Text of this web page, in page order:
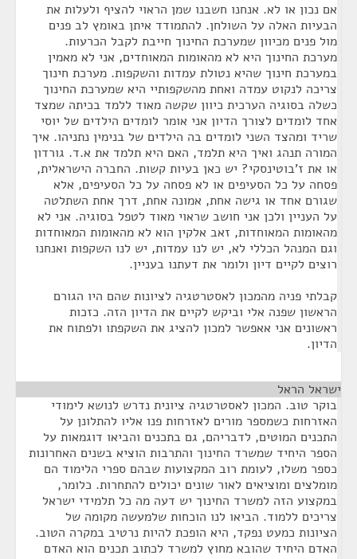
אם נכון או לא. אנחנו חשבנו שמן הראוי להציף ולעלות את
הבעיות האלה על השולחן. להתמודד איתן באומץ לב פנים
מול פנים מכיוון שמערכת החינוך חייבת לקבל הכרעות.
מערכת החינוך היא לא מהאומות המאוחדים, אני לא מאמין
במערכת חינוך שהיא נטולת עמדות והשקפות. מערכת חינוך
צריכה לנקוט עמדה ואחת מהשקפותיי היא שמערכת החינוך
כשלה בסוגיה הערכית כיוון שקשה מאוד ללמד בכיתה שמצד
אחד לומדים לצורך הדיון אני אומר לומדים הילדים של יוסי
שריד ומהצד השני לומדים בה הילדים של בנימין נתניהו. איך
המורה תנהג ואיך היא תלמד, האם היא תלמד את א.ד. גורדון
או את ז'בוטינסקי? יש כאן בעיות קשות. החברה הישראלית,
פסחה על כל הסעיפים או לא פסחה על כל הסעיפים, אלא
שגורם אחד או גישה אחת, אמונה אחת, דרך אחת השתלטה
על העניין ולכן אני חושב שראוי מאוד לטפל בסוגיה. אני לא
מהאומות המאוחדות, זאב אלקין הוא לא מהאומות המאוחדות
וגם המנהל הכללי לא, יש לנו עמדות, יש לנו השקפות ואנחנו
רוצים לקיים דיון ולומר את דעתנו בעניין.
קבלתי פניה מהמכון לאסטרטגיה לציונות שהם היו הגורם
הראשון שפנה אלי וביקש לקיים את הדיון הזה. כזכות
ראשונים אני אאפשר למכון להציג את השקפתו ולפתוח את
הדיון.
ישראל הראל
בוקר טוב. המכון לאסטרטגיה ציונית נדרש לנושא לימודי
האזרחות כשמספר מורים לאזרחות פנו אליו להתלונן על
התכנים המוטים, לדבריהם, גם בתכנים והביאו דוגמאות על
הספר היחיד שמשרד החינוך והתרבות הוציא בשנים האחרונות
כספר משלו, לעומת רוב המקצועות שבהם ספרי הלימוד הם
מומלצים ומוציאים לאור שונים יכולים להתחרות. כלומר,
במקצוע הזה למשרד החינוך יש דעה מה כל תלמידי ישראל
צריכים ללמוד. הביאו לנו הוכחות שלמעשה מקומה של
הציונות כמעט נפקד, היא הופכת להיות נרטיב במקרה הטוב.
האדם היחיד שהובא מחוץ למשרד לכתוב תכנים הוא האדם